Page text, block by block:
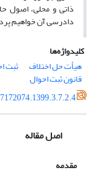
ذاتی و محلی، اصول
دادرسی آن خواهیم
کلیدواژه‌ها
هیأت حل اختلاف
ثبت
قانون ثبت احوال
اصل مقاله
مقدمه